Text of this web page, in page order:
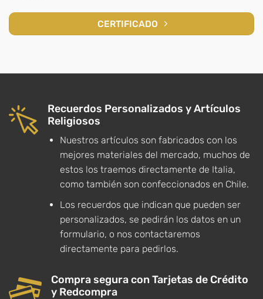
CERTIFICADO
Recuerdos Personalizados y Artículos
Religiosos
Nuestros artículos son fabricados con los
mejores materiales del mercado, muchos de
estos los traemos directamente de Italia,
como también son confeccionados en Chile.
Los recuerdos que indican que pueden ser
personalizados, se pedirán los datos en un
formulario, o nos contactaremos
directamente para pedirlos.
Compra segura con Tarjetas de Crédito
y Redcompra